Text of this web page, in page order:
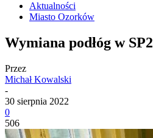
Aktualności
Miasto Ozorków
Wymiana podłóg w SP2
Przez
Michał Kowalski
-
30 sierpnia 2022
0
506